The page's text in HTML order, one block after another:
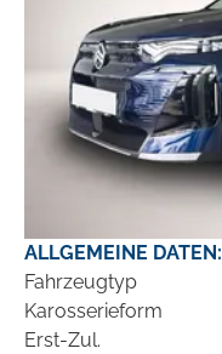
ALLGEMEINE DATEN:
Fahrzeugtyp
Karosserieform
Erst-Zul.